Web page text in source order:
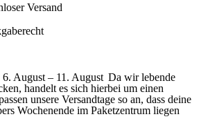
Versand
6. August – 11. August Da wir lebende
handelt es sich hierbei um einen
unsere Versandtage so an, dass deine
Wochenende im Paketzentrum liegen